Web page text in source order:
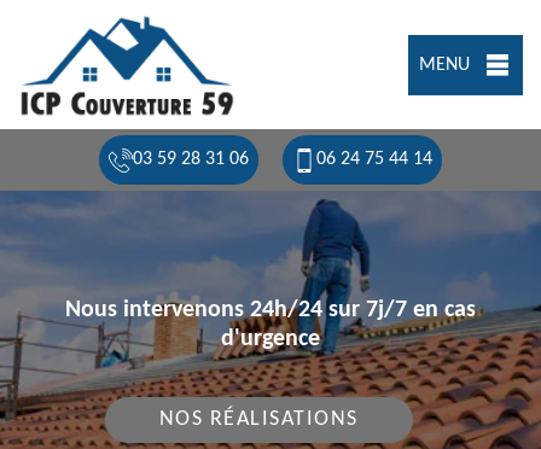
MENU
03 59 28 31 06 06 24 75 44 14
Nous intervenons 24h/24 sur 7j/7 en cas
d'urgence
NOS RÉALISATIONS